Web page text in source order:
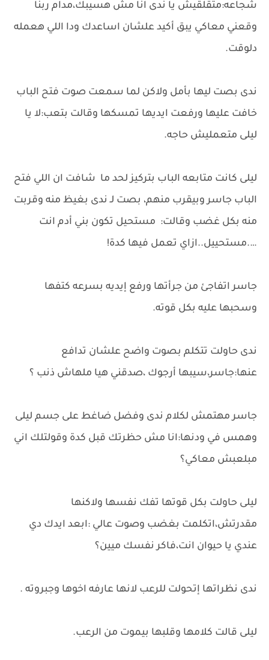
شجاعه:متقلقيش يا ندى انا مش هسيبك،مدام ربنا
وقعني معاكي يبق أكيد علشان اساعدك ودا اللي هعمله
دلوقت.
ندى بصت ليها بأمل ولاكن لما سمعت صوت فتح الباب
خافت عليها ورفعت ايديها تمسكها وقالت بتعب:لا يا
ليلى متعمليش حاجه.
ليلى كانت متابعه الباب بتركيز لحد ما شافت ان اللي فتح
الباب جاسر وبيقرب منهم، بصت لـ ندى بغيظ منه وقربت
منه بكل غضب وقالت: مستحيل تكون بني أدم انت
….مستحييل..ازاي تعمل فيها كدة!
جاسر اتفاجئ من جرأتها ورفع إيديه بسرعه كتفها
وسحبها عليه بكل قوته.
ندى حاولت تتكلم بصوت واضح علشان تدافع
عنها:جاسر،سيبها أرجوك ،صدقني هيا ملهاش ذنب ؟
جاسر مهتمش لكلام ندى وفضل ضاغط على جسم ليلى
وهمس في ودنها:انا مش حظرتك قبل كدة وقولتلك اني
مبلعبش معاكي؟
ليلى حاولت بكل قوتها تفك نفسها ولاكنها
مقدرتش،اتكلمت بغضب وصوت عالي :ابعد ايدك دي
عندي يا حيوان انت،فاكر نفسك ميين؟
ندى نظراتها إتحولت للرعب لانها عارفه اخوها وجبروته .
ليلى قالت كلامها وقلبها بيموت من الرعب.